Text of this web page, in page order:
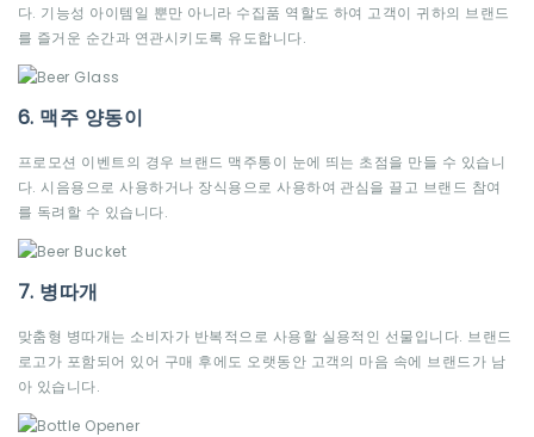
다. 기능성 아이템일 뿐만 아니라 수집품 역할도 하여 고객이 귀하의 브랜드
를 즐거운 순간과 연관시키도록 유도합니다.
6. 맥주 양동이
프로모션 이벤트의 경우 브랜드 맥주통이 눈에 띄는 초점을 만들 수 있습니
다. 시음용으로 사용하거나 장식용으로 사용하여 관심을 끌고 브랜드 참여
를 독려할 수 있습니다.
7. 병따개
맞춤형 병따개는 소비자가 반복적으로 사용할 실용적인 선물입니다. 브랜드
로고가 포함되어 있어 구매 후에도 오랫동안 고객의 마음 속에 브랜드가 남
아 있습니다.